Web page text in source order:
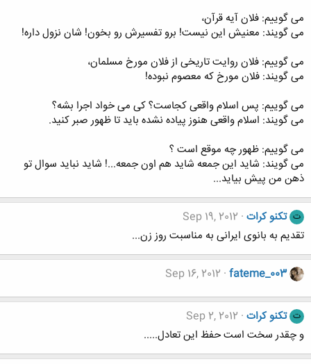
می گوییم: فلان آیه قرآن،
می گویند: معنیش این نیست! برو تفسیرش رو بخون! شان نزول داره!
می گوییم: فلان روایت تاریخی از فلان مورخ مسلمان،
می گویند: فلان مورخ که معصوم نبوده!
می گوییم: پس اسلام واقعی کجاست؟ کی می خواد اجرا بشه؟
می گویند: اسلام واقعی هنوز پیاده نشده باید تا ظهور صبر کنید.
می گوییم: ظهور چه موقع است ؟
می گویند: شاید این جمعه شاید هم اون جمعه...! شاید نباید سوال تو
ذهن من پیش بیاید...
ت تکنو کرات Sep 19, 2012
تقدیم به بانوی ایرانی به مناسبت روز زن...
fateme_003
Sep 16, 2012
ت تکنو کرات Sep 2, 2012
و چقدر سخت است حفظ این تعادل.....